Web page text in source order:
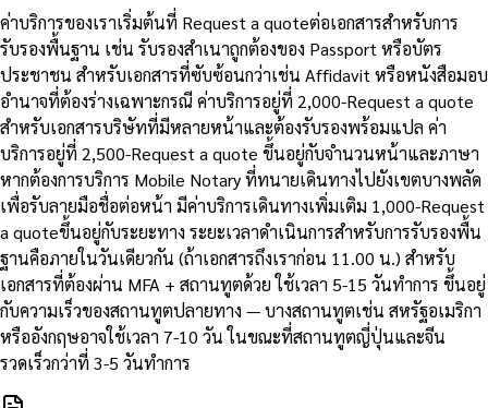
ค่าบริการของเราเริ่มต้นที่ Request a quoteต่อเอกสารสำหรับการ
รับรองพื้นฐาน เช่น รับรองสำเนาถูกต้องของ Passport หรือบัตร
ประชาชน สำหรับเอกสารที่ซับซ้อนกว่าเช่น Affidavit หรือหนังสือมอบ
อำนาจที่ต้องร่างเฉพาะกรณี ค่าบริการอยู่ที่ 2,000-Request a quote
สำหรับเอกสารบริษัทที่มีหลายหน้าและต้องรับรองพร้อมแปล ค่า
บริการอยู่ที่ 2,500-Request a quote ขึ้นอยู่กับจำนวนหน้าและภาษา
หากต้องการบริการ Mobile Notary ที่ทนายเดินทางไปยังเขตบางพลัด
เพื่อรับลายมือชื่อต่อหน้า มีค่าบริการเดินทางเพิ่มเติม 1,000-Request
a quoteขึ้นอยู่กับระยะทาง ระยะเวลาดำเนินการสำหรับการรับรองพื้น
ฐานคือภายในวันเดียวกัน (ถ้าเอกสารถึงเราก่อน 11.00 น.) สำหรับ
เอกสารที่ต้องผ่าน MFA + สถานทูตด้วย ใช้เวลา 5-15 วันทำการ ขึ้นอยู่
กับความเร็วของสถานทูตปลายทาง — บางสถานทูตเช่น สหรัฐอเมริกา
หรืออังกฤษอาจใช้เวลา 7-10 วัน ในขณะที่สถานทูตญี่ปุ่นและจีน
รวดเร็วกว่าที่ 3-5 วันทำการ